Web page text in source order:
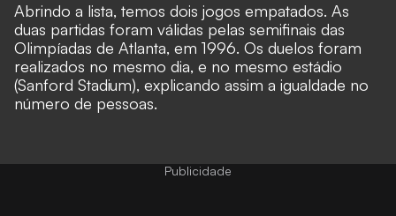
Abrindo a lista, temos dois jogos empatados. As
duas partidas foram válidas pelas semifinais das
Olimpíadas de Atlanta, em 1996. Os duelos foram
realizados no mesmo dia, e no mesmo estádio
(Sanford Stadium), explicando assim a igualdade no
número de pessoas.
Publicidade